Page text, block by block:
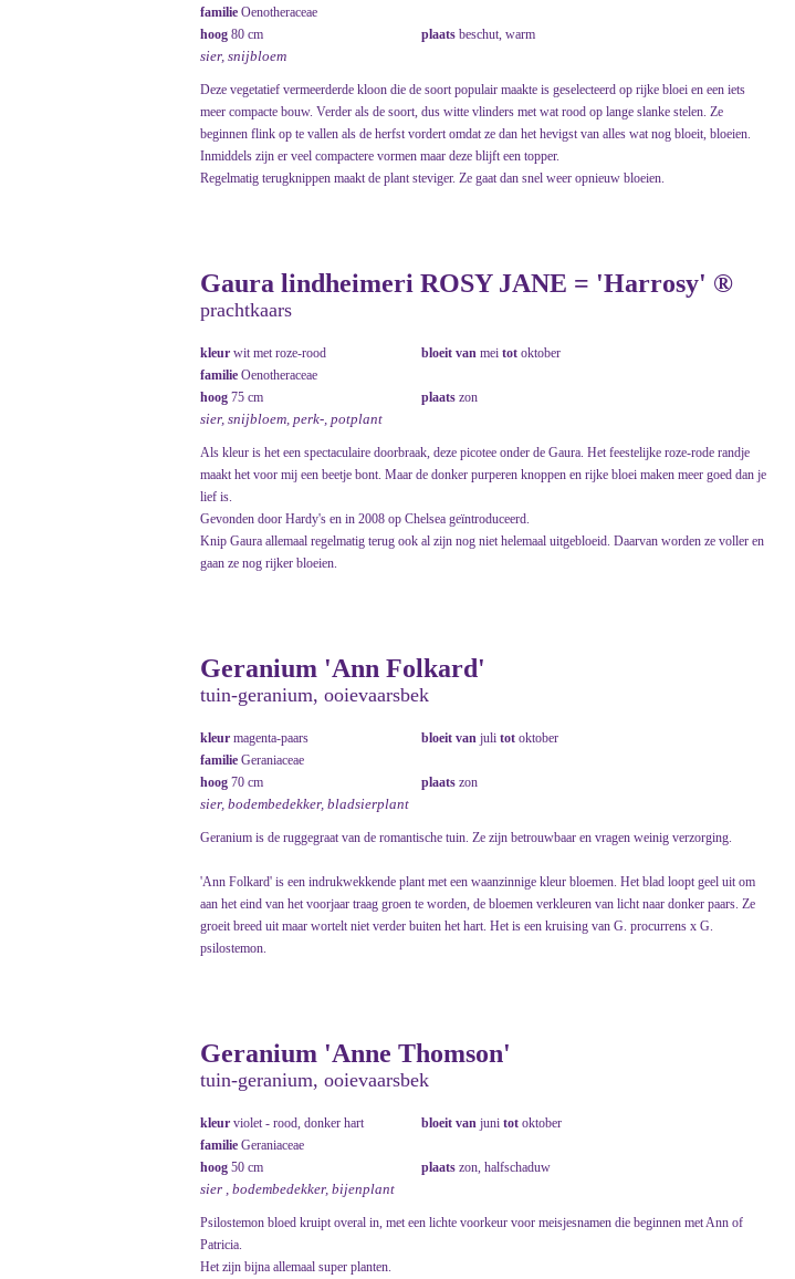
familie Oenotheraceae
hoog 80 cm plaats beschut, warm
sier, snijbloem
Deze vegetatief vermeerderde kloon die de soort populair maakte is geselecteerd op rijke bloei en een iets
meer compacte bouw. Verder als de soort, dus witte vlinders met wat rood op lange slanke stelen. Ze
beginnen flink op te vallen als de herfst vordert omdat ze dan het hevigst van alles wat nog bloeit, bloeien.
Inmiddels zijn er veel compactere vormen maar deze blijft een topper.
Regelmatig terugknippen maakt de plant steviger. Ze gaat dan snel weer opnieuw bloeien.
Gaura lindheimeri ROSY JANE = 'Harrosy' ®
prachtkaars
kleur wit met roze-rood bloeit van mei tot oktober
familie Oenotheraceae
hoog 75 cm plaats zon
sier, snijbloem, perk-, potplant
Als kleur is het een spectaculaire doorbraak, deze picotee onder de Gaura. Het feestelijke roze-rode randje
maakt het voor mij een beetje bont. Maar de donker purperen knoppen en rijke bloei maken meer goed dan je
lief is.
Gevonden door Hardy's en in 2008 op Chelsea geïntroduceerd.
Knip Gaura allemaal regelmatig terug ook al zijn nog niet helemaal uitgebloeid. Daarvan worden ze voller en
gaan ze nog rijker bloeien.
Geranium 'Ann Folkard'
tuin-geranium, ooievaarsbek
kleur magenta-paars bloeit van juli tot oktober
familie Geraniaceae
hoog 70 cm plaats zon
sier, bodembedekker, bladsierplant
Geranium is de ruggegraat van de romantische tuin. Ze zijn betrouwbaar en vragen weinig verzorging.
'Ann Folkard' is een indrukwekkende plant met een waanzinnige kleur bloemen. Het blad loopt geel uit om
aan het eind van het voorjaar traag groen te worden, de bloemen verkleuren van licht naar donker paars. Ze
groeit breed uit maar wortelt niet verder buiten het hart. Het is een kruising van G. procurrens x G.
psilostemon.
Geranium 'Anne Thomson'
tuin-geranium, ooievaarsbek
kleur violet - rood, donker hart bloeit van juni tot oktober
familie Geraniaceae
hoog 50 cm plaats zon, halfschaduw
sier , bodembedekker, bijenplant
Psilostemon bloed kruipt overal in, met een lichte voorkeur voor meisjesnamen die beginnen met Ann of
Patricia.
Het zijn bijna allemaal super planten.